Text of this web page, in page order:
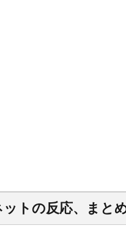
トの反応、まと